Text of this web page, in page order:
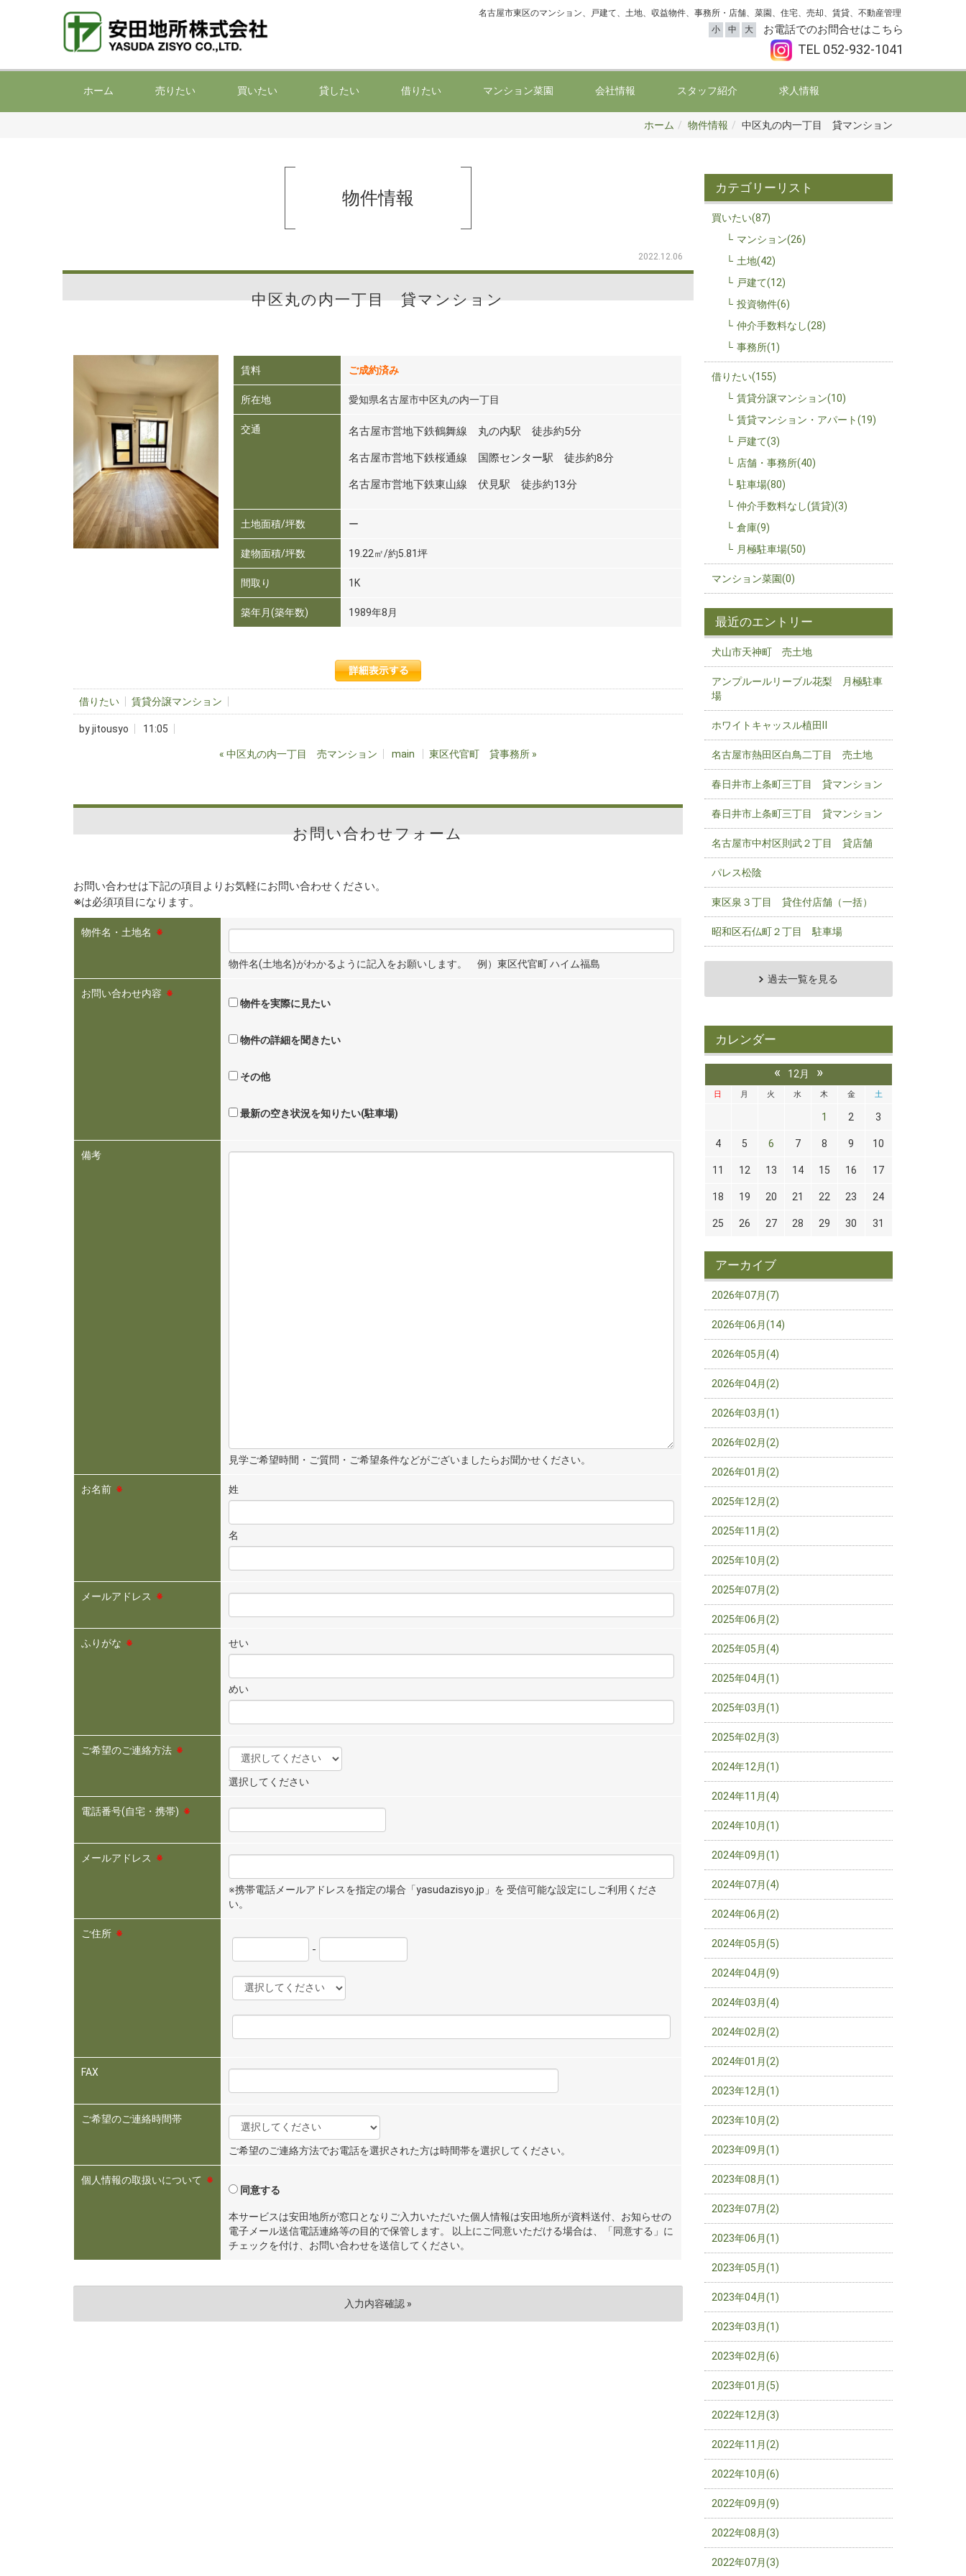
名古屋市東区のマンション、戸建て、土地、収益物件、事務所・店舗、菜園、住宅、売却、賃貸、不動産管理
お電話でのお問合せはこちら
TEL 052-932-1041
小 中 大
ホーム 売りたい 買いたい 貸したい 借りたい マンション菜園 会社情報 スタッフ紹介 求人情報
ホーム 物件情報 中区丸の内一丁目 貸マンション
物件情報
2022.12.06
中区丸の内一丁目 貸マンション
賃料 ご成約済み
所在地 愛知県名古屋市中区丸の内一丁目
交通 名古屋市営地下鉄鶴舞線 丸の内駅 徒歩約5分
名古屋市営地下鉄桜通線 国際センター駅 徒歩約8分
名古屋市営地下鉄東山線 伏見駅 徒歩約13分
土地面積/坪数 ー
建物面積/坪数 19.22㎡/約5.81坪
間取り 1K
築年月(築年数) 1989年8月
借りたい 賃貸分譲マンション
byjitousyo 11:05
« 中区丸の内一丁目 売マンション main 東区代官町 貸事務所»
お問い合わせフォーム
お問い合わせは下記の項目よりお気軽にお問い合わせください。
※は必須項目になります。
物件名・土地名 ※
物件名(土地名)がわかるように記入をお願いします。 例）東区代官町 ハイム福島
お問い合わせ内容 ※
物件を実際に見たい
物件の詳細を聞きたい
その他
最新の空き状況を知りたい(駐車場)
備考
見学ご希望時間・ご質問・ご希望条件などがございましたらお聞かせください。
お名前 ※ 姓
名
メールアドレス ※
ふりがな ※ せい
めい
ご希望のご連絡方法 ※
選択してください
電話番号(自宅・携帯) ※
メールアドレス ※
※携帯電話メールアドレスを指定の場合「yasudazisyo.jp」を 受信可能な設定にしご利用くださ
い。
ご住所 ※
-
FAX
ご希望のご連絡時間帯
ご希望のご連絡方法でお電話を選択された方は時間帯を選択してください。
個人情報の取扱いについて ※
同意する
本サービスは安田地所が窓口となりご入力いただいた個人情報は安田地所が資料送付、お知らせの
電子メール送信電話連絡等の目的で保管します。 以上にご同意いただける場合は、「同意する」に
チェックを付け、お問い合わせを送信してください。
カテゴリーリスト
買いたい(87)
マンション(26)
土地(42)
戸建て(12)
投資物件(6)
仲介手数料なし(28)
事務所(1)
借りたい(155)
賃貸分譲マンション(10)
賃貸マンション・アパート(19)
戸建て(3)
店舗・事務所(40)
駐車場(80)
仲介手数料なし(賃貸)(3)
倉庫(9)
月極駐車場(50)
マンション菜園(0)
最近のエントリー
犬山市天神町 売土地
アンプルールリーブル花梨 月極駐車
場
ホワイトキャッスル植田Ⅱ
名古屋市熱田区白鳥二丁目 売土地
春日井市上条町三丁目 貸マンション
春日井市上条町三丁目 貸マンション
名古屋市中村区則武２丁目 貸店舗
パレス松陰
東区泉３丁目 貸住付店舗（一括）
昭和区石仏町２丁目 駐車場
過去一覧を見る
カレンダー
« 12月 »
日 月 火 水 木 金 土
1 2 3
4 5 6 7 8 9 10
11 12 13 14 15 16 17
18 19 20 21 22 23 24
25 26 27 28 29 30 31
アーカイブ
2026年07月(7)
2026年06月(14)
2026年05月(4)
2026年04月(2)
2026年03月(1)
2026年02月(2)
2026年01月(2)
2025年12月(2)
2025年11月(2)
2025年10月(2)
2025年07月(2)
2025年06月(2)
2025年05月(4)
2025年04月(1)
2025年03月(1)
2025年02月(3)
2024年12月(1)
2024年11月(4)
2024年10月(1)
2024年09月(1)
2024年07月(4)
2024年06月(2)
2024年05月(5)
2024年04月(9)
2024年03月(4)
2024年02月(2)
2024年01月(2)
2023年12月(1)
2023年10月(2)
2023年09月(1)
2023年08月(1)
2023年07月(2)
2023年06月(1)
2023年05月(1)
2023年04月(1)
2023年03月(1)
2023年02月(6)
2023年01月(5)
2022年12月(3)
2022年11月(2)
2022年10月(6)
2022年09月(9)
2022年08月(3)
2022年07月(3)